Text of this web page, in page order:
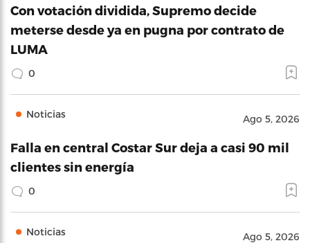
Con votación dividida, Supremo decide
meterse desde ya en pugna por contrato de
LUMA
0
Noticias Ago 5, 2026
Falla en central Costar Sur deja a casi 90 mil
clientes sin energía
0
Noticias Ago 5, 2026